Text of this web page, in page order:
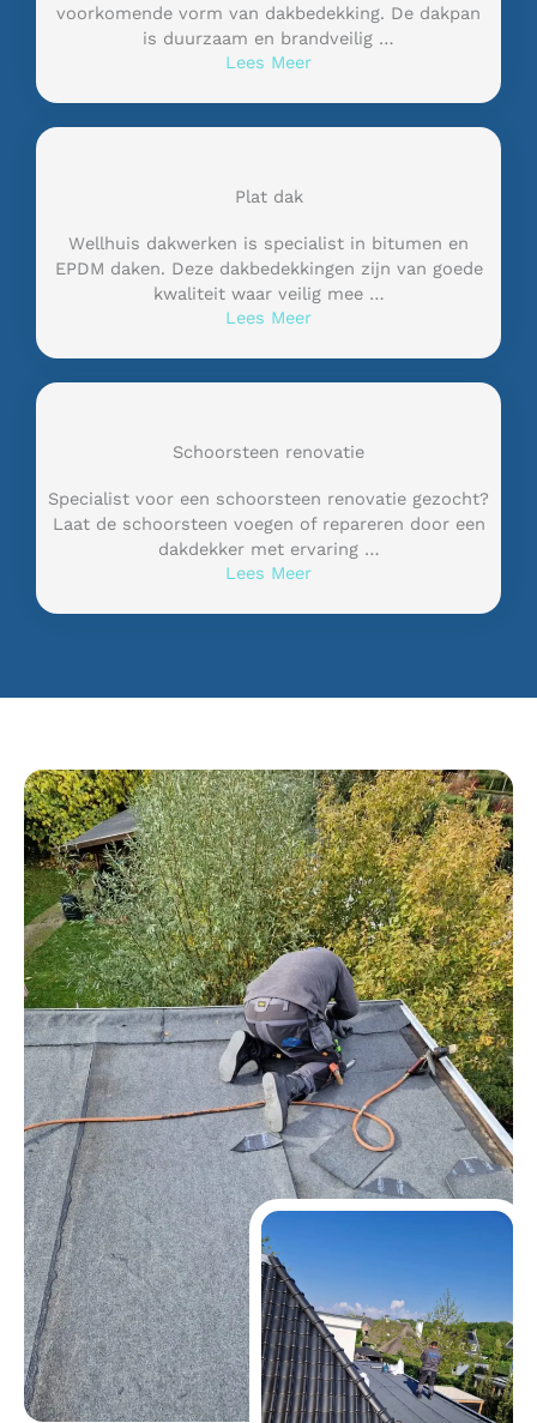
voorkomende vorm van dakbedekking. De dakpan
is duurzaam en brandveilig …
Lees Meer
Plat dak
Wellhuis dakwerken is specialist in bitumen en
EPDM daken. Deze dakbedekkingen zijn van goede
kwaliteit waar veilig mee …
Lees Meer
Schoorsteen renovatie
Specialist voor een schoorsteen renovatie gezocht?
Laat de schoorsteen voegen of repareren door een
dakdekker met ervaring …
Lees Meer